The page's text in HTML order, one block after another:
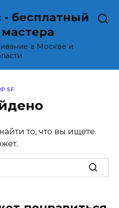
бесплатный
в Москве и
SF
то, что вы ищете.